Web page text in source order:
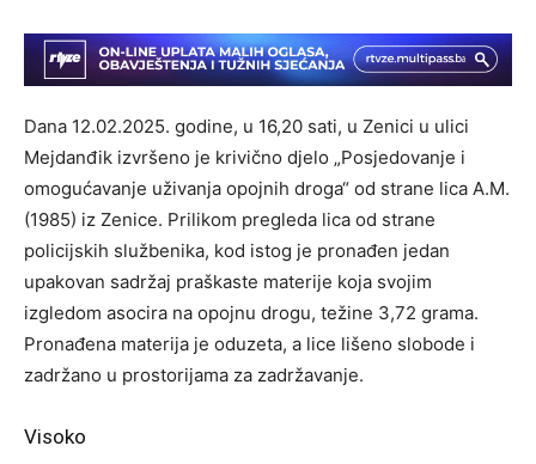
Dana 12.02.2025. godine, u 16,20 sati, u Zenici u ulici
Mejdanđik izvršeno je krivično djelo „Posjedovanje i
omogućavanje uživanja opojnih droga“ od strane lica A.M.
(1985) iz Zenice. Prilikom pregleda lica od strane
policijskih službenika, kod istog je pronađen jedan
upakovan sadržaj praškaste materije koja svojim
izgledom asocira na opojnu drogu, težine 3,72 grama.
Pronađena materija je oduzeta, a lice lišeno slobode i
zadržano u prostorijama za zadržavanje.
Visoko